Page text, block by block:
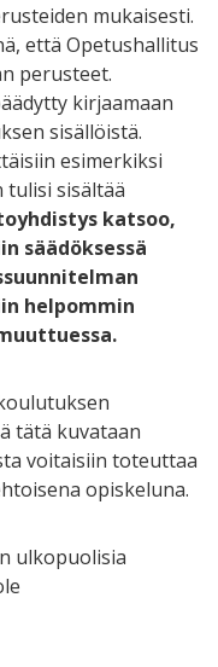
mukaisesti.
että Opetushallitus
perusteet.
kirjaamaan
sisällöistä.
esimerkiksi
sisältää
katsoo,
säädöksessä
helpommin
tätä kuvataan
voitaisiin toteuttaa
opiskeluna.
ulkopuolisia